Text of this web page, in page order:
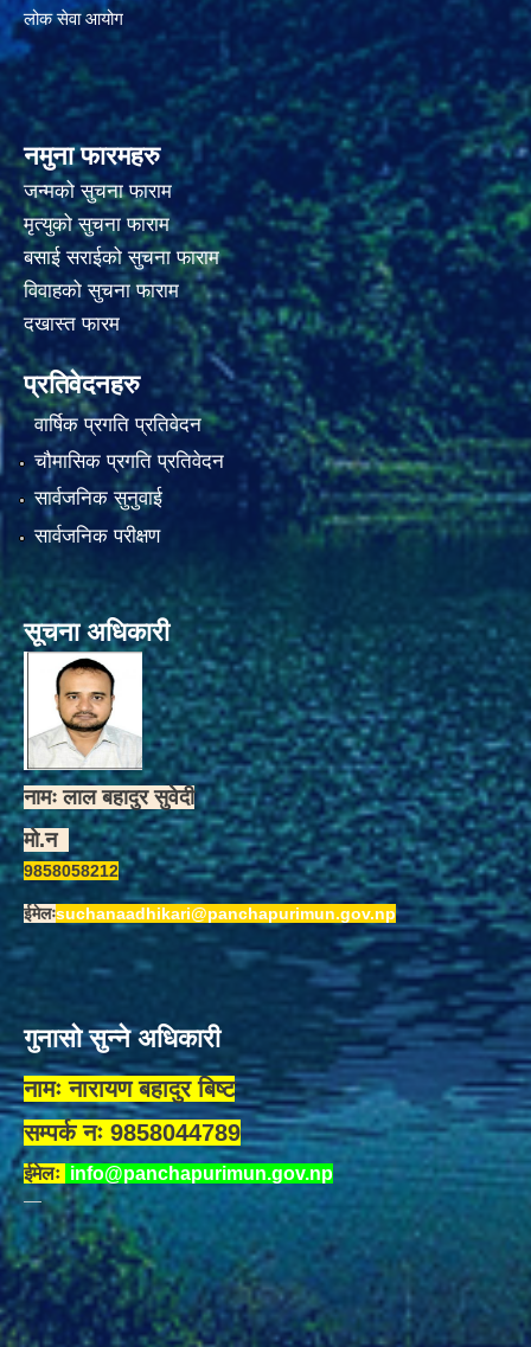
लोक सेवा आयोग
नमुना फारमहरु
जन्मको सुचना फाराम
मृत्युको सुचना फाराम
बसाई सराईको सुचना फाराम
विवाहको सुचना फाराम
दखास्त फारम
प्रतिवेदनहरु
वार्षिक प्रगति प्रतिवेदन
चौमासिक प्रगति प्रतिवेदन
सार्वजनिक सुनुवाई
सार्वजनिक परीक्षण
सूचना अधिकारी
नामः लाल बहादुर सुवेदी
मो.न
9858058212
ईमेलःsuchanaadhikari@panchapurimun.gov.np
गुनासो सुन्ने अधिकारी
नामः नारायण बहादुर बिष्ट
सम्पर्क नः 9858044789
ईमेलः info@panchapurimun.gov.np